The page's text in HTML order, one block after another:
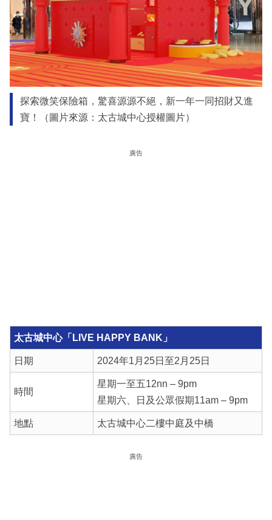
探索微笑保險箱，驚喜源源不絕，新一年一同招財又進
寶！（圖片來源：太古城中心授權圖片）
廣告
太古城中心「LIVE HAPPY BANK」
日期 2024年1月25日至2月25日
時間
星期一至五12nn – 9pm
星期六、日及公眾假期11am – 9pm
地點 太古城中心二樓中庭及中橋
廣告